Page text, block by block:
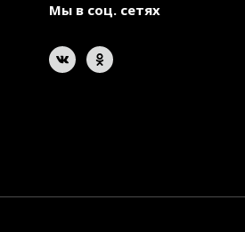
Мы в соц. сетях